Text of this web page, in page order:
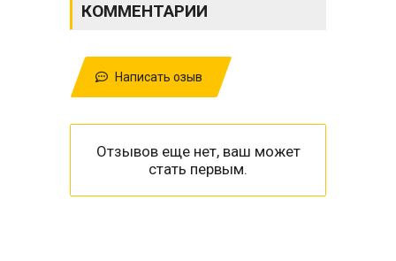
КОММЕНТАРИИ
Написать озыв
Отзывов еще нет, ваш может
стать первым.